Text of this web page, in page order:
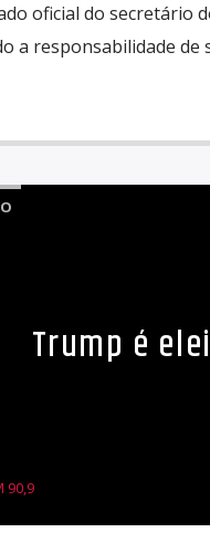
oficial do secretário
a responsabilidade
Trump é
90,9